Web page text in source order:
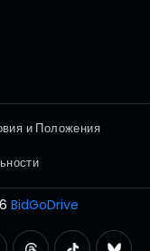
и Положения
BidGoDrive